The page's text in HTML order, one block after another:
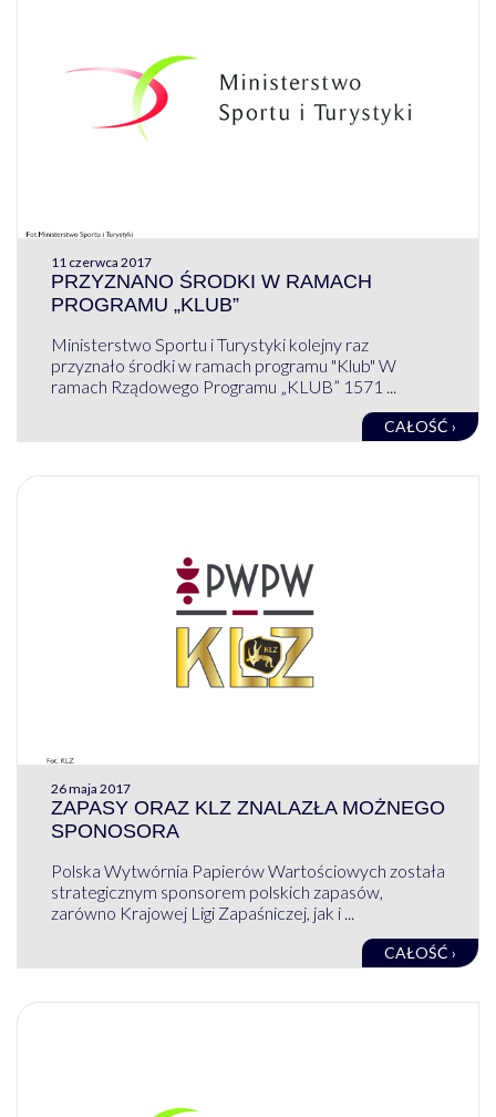
11 czerwca 2017
PRZYZNANO ŚRODKI W RAMACH
PROGRAMU „KLUB”
Ministerstwo Sportu i Turystyki kolejny raz
przyznało środki w ramach programu "Klub" W
ramach Rządowego Programu „KLUB” 1571 ...
CAŁOŚĆ ›
26 maja 2017
ZAPASY ORAZ KLZ ZNALAZŁA MOŻNEGO
SPONOSORA
Polska Wytwórnia Papierów Wartościowych została
strategicznym sponsorem polskich zapasów,
zarówno Krajowej Ligi Zapaśniczej, jak i ...
CAŁOŚĆ ›